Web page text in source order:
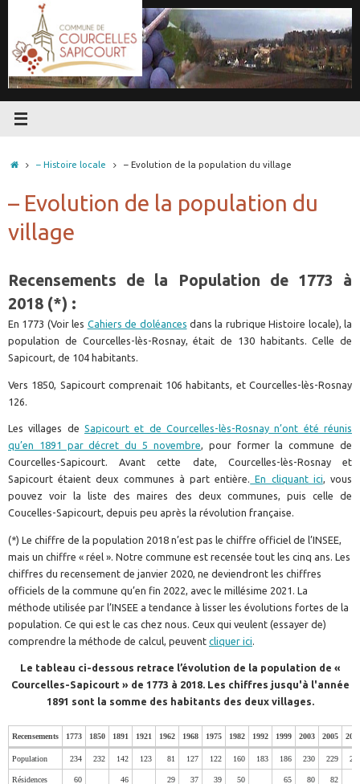
contenu
Accueil
– Histoire locale – Evolution de la population du village
– Evolution de la population du
village
Recensements de la Population de 1773 à
2018 (*) :
En 1773 (Voir les Cahiers de doléances dans la rubrique Histoire locale), la
population de Courcelles-lès-Rosnay, était de 130 habitants. Celle de
Sapicourt, de 104 habitants.
Vers 1850, Sapicourt comprenait 106 habitants, et Courcelles-lès-Rosnay
126.
Les villages de Sapicourt et de Courcelles-lès-Rosnay n’ont été réunis
qu’en 1891 par décret du 5 novembre, pour former la commune de
Courcelles-Sapicourt. Avant cette date, Courcelles-lès-Rosnay et
Sapicourt étaient deux communes à part entière. En cliquant ici, vous
pouvez voir la liste des maires des deux communes, puis celle de
Coucelles-Sapicourt, depuis peu après la révolution française.
(*) Le chiffre de la population 2018 n’est pas le chiffre officiel de l’INSEE,
mais un chiffre « réel ». Notre commune est recensée tout les cinq ans. Les
chiffres du recensement de janvier 2020, ne deviendront les chiffres
officiels de la commune qu’en fin 2022, avec le millésime 2021. La
méthode utilisée par l’INSEE a tendance à lisser les évolutions fortes de la
population. Ce qui est le cas chez nous. Ceux qui veulent (essayer de)
comprendre la méthode de calcul, peuvent cliquer ici
Le tableau ci-dessous retrace l’évolution de la population de «
Courcelles-Sapicourt » de 1773 à 2018. Les chiffres jusqu'à l'année
1891 sont la somme des habitants des deux villages.
Recensements 1773 1850 1891 1921 1962 1968 1975 1982 1992 1999 2003 2005
Recensements 1773 1850 1891 1921 1962 1968 1975 1982 1992 1999 2003 2005
Population 234 232 142 123 81 127 122 160 183 186 230 229
Résidences
60 46 29 37 39 50 65 80 82